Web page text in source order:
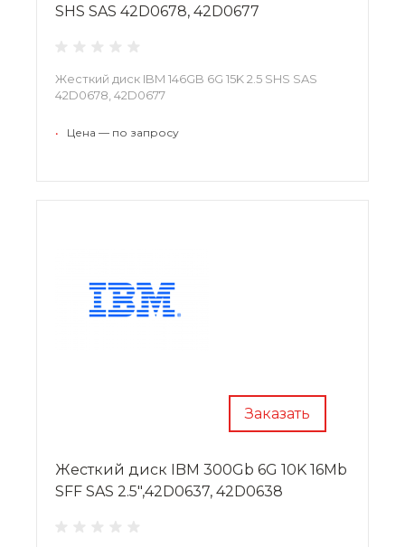
SHS SAS 42D0678, 42D0677
Жесткий диск IBM 146GB 6G 15K 2.5 SHS SAS
42D0678, 42D0677
• Цена — по запросу
Заказать
Жесткий диск IBM 300Gb 6G 10K 16Mb
SFF SAS 2.5",42D0637, 42D0638